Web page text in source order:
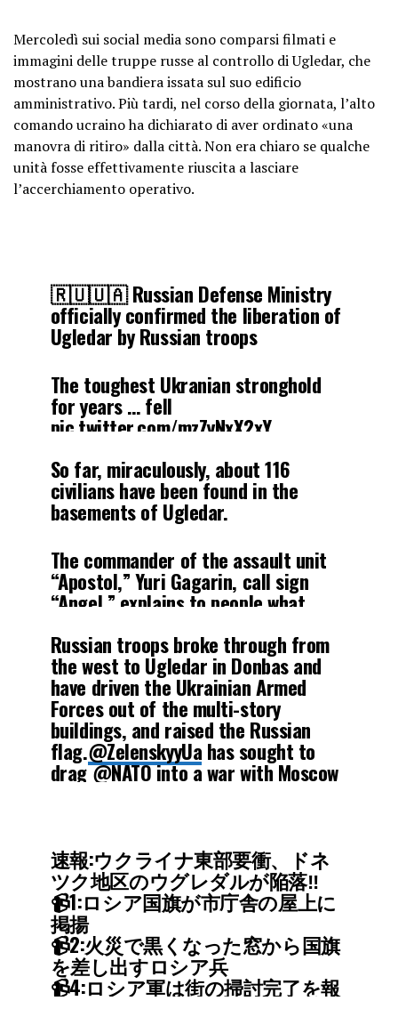
Mercoledì sui social media sono comparsi filmati e
immagini delle truppe russe al controllo di Ugledar, che
mostrano una bandiera issata sul suo edificio
amministrativo. Più tardi, nel corso della giornata, l’alto
comando ucraino ha dichiarato di aver ordinato «una
manovra di ritiro» dalla città. Non era chiaro se qualche
unità fosse effettivamente riuscita a lasciare
l’accerchiamento operativo.
🇷🇺🇺🇦 Russian Defense Ministry
officially confirmed the liberation of
Ugledar by Russian troops
The toughest Ukranian stronghold
for years … fell
pic.twitter.com/mzZyNxX2xY
— Lord Bebo (@MyLordBebo)
October 3, 2024
So far, miraculously, about 116
civilians have been found in the
basements of Ugledar.
The commander of the assault unit
“Apostol,” Yuri Gagarin, call sign
“Angel,” explains to people what
reports Anna News. On his back, he
has a Cheburashka, a…
pic.twitter.com/siNevL3svT
— Olga Bazova (@OlgaBazova)
October 3, 2024
Russian troops broke through from
the west to Ugledar in Donbas and
have driven the Ukrainian Armed
Forces out of the multi-story
buildings, and raised the Russian
flag.@ZelenskyyUa has sought to
drag@NATOinto a war with Moscow
— Samuel J. Rosenfeld 🇺🇸 תביא
אותם הביתה… (@SamjLondon)
October 1, 2024
速報:ウクライナ東部要衝、ドネ
ツク地区のウグレダルが陥落‼️
📹1:ロシア国旗が市庁舎の屋上に
掲揚
📹2:火災で黒くなった窓から国旗
を差し出すロシア兵
📹4:ロシア軍は街の掃討完了を報